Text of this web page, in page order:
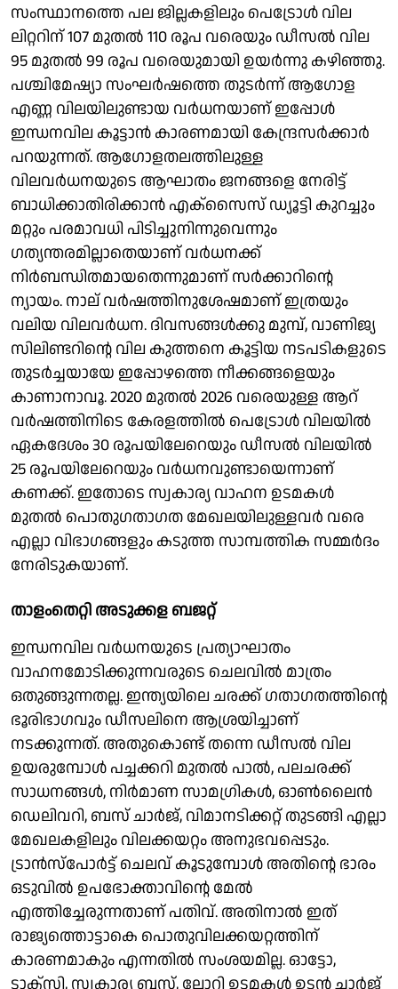
സംസ്ഥാനത്തെ പല ജില്ലകളിലും പെട്രോള്‍ വില
ലിറ്ററിന് 107 മുതല്‍ 110 രൂപ വരെയും ഡീസല്‍ വില
95 മുതല്‍ 99 രൂപ വരെയുമായി ഉയര്‍ന്നു കഴിഞ്ഞു.
പശ്ചിമേഷ്യാ സംഘര്‍ഷത്തെ തുടര്‍ന്ന് ആഗോള
എണ്ണ വിലയിലുണ്ടായ വര്‍ധനയാണ് ഇപ്പോള്‍
ഇന്ധനവില കൂട്ടാന്‍ കാരണമായി കേന്ദ്രസര്‍ക്കാര്‍
പറയുന്നത്. ആഗോളതലത്തിലുള്ള
വിലവര്‍ധനയുടെ ആഘാതം ജനങ്ങളെ നേരിട്ട്
ബാധിക്കാതിരിക്കാന്‍ എക്‌സൈസ് ഡ്യൂട്ടി കുറച്ചും
മറ്റും പരമാവധി പിടിച്ചുനിന്നുവെന്നും
ഗത്യന്തരമില്ലാതെയാണ് വര്‍ധനക്ക്
നിര്‍ബന്ധിതമായതെന്നുമാണ് സര്‍ക്കാറിന്റെ
ന്യായം. നാല് വര്‍ഷത്തിനുശേഷമാണ് ഇത്രയും
വലിയ വിലവര്‍ധന. ദിവസങ്ങള്‍ക്കു മുമ്പ്, വാണിജ്യ
സിലിണ്ടറിന്റെ വില കുത്തനെ കൂട്ടിയ നടപടികളുടെ
തുടര്‍ച്ചയായേ ഇപ്പോഴത്തെ നീക്കങ്ങളെയും
കാണാനാവൂ. 2020 മുതല്‍ 2026 വരെയുള്ള ആറ്
വര്‍ഷത്തിനിടെ കേരളത്തില്‍ പെട്രോള്‍ വിലയില്‍
ഏകദേശം 30 രൂപയിലേറെയും ഡീസല്‍ വിലയില്‍
25 രൂപയിലേറെയും വര്‍ധനവുണ്ടായെന്നാണ്
കണക്ക്. ഇതോടെ സ്വകാര്യ വാഹന ഉടമകള്‍
മുതല്‍ പൊതുഗതാഗത മേഖലയിലുള്ളവര്‍ വരെ
എല്ലാ വിഭാഗങ്ങളും കടുത്ത സാമ്പത്തിക സമ്മര്‍ദം
നേരിടുകയാണ്.
താളംതെറ്റി അടുക്കള ബജറ്റ്
ഇന്ധനവില വര്‍ധനയുടെ പ്രത്യാഘാതം
വാഹനമോടിക്കുന്നവരുടെ ചെലവില്‍ മാത്രം
ഒതുങ്ങുന്നതല്ല. ഇന്ത്യയിലെ ചരക്ക് ഗതാഗതത്തിന്റെ
ഭൂരിഭാഗവും ഡീസലിനെ ആശ്രയിച്ചാണ്
നടക്കുന്നത്. അതുകൊണ്ട് തന്നെ ഡീസല്‍ വില
ഉയരുമ്പോള്‍ പച്ചക്കറി മുതല്‍ പാല്‍, പലചരക്ക്
സാധനങ്ങള്‍, നിര്‍മാണ സാമഗ്രികള്‍, ഓണ്‍ലൈന്‍
ഡെലിവറി, ബസ് ചാര്‍ജ്, വിമാനടിക്കറ്റ് തുടങ്ങി എല്ലാ
മേഖലകളിലും വിലക്കയറ്റം അനുഭവപ്പെടും.
ട്രാന്‍സ്പോര്‍ട്ട് ചെലവ് കൂടുമ്പോള്‍ അതിന്റെ ഭാരം
ഒടുവില്‍ ഉപഭോക്താവിന്റെ മേല്‍
എത്തിച്ചേരുന്നതാണ് പതിവ്. അതിനാല്‍ ഇത്
രാജ്യത്തൊട്ടാകെ പൊതുവിലക്കയറ്റത്തിന്
കാരണമാകും എന്നതില്‍ സംശയമില്ല. ഓട്ടോ,
ടാക്സി, സ്വകാര്യ ബസ്, ലോറി ഉടമകള്‍ ഉടന്‍ ചാര്‍ജ്